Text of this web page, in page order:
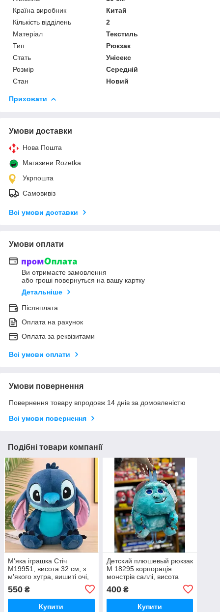
Країна виробник
Китай
Кількість відділень
2
Матеріал
Текстиль
Тип
Рюкзак
Стать
Унісекс
Розмір
Середній
Стан
Новий
Приховати
Умови доставки
Нова Пошта
Магазини Rozetka
Укрпошта
Самовивіз
Всі умови доставки
Умови оплати
Ви отримаєте замовлення
або гроші повернуться на вашу картку
Детальніше
Післяплата
Оплата на рахунок
Оплата за реквізитами
Всі умови оплати
Умови повернення
Повернення товару впродовж 14 днів за домовленістю
Всі умови повернення
Подібні товари компанії
М'яка іграшка Стіч
M19951, висота 32 см, з
м'якого хутра, вишиті очі,
наповнення синтепон, на
блискавці
550 ₴
Купити
Детский плюшевый рюкзак
M 18295 корпорація
монстрів саллі, висота
регульовані ремінці
400₴
Купити